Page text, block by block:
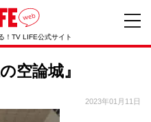
！TV LIFE公式サイト
空論城』
2023年01月11日